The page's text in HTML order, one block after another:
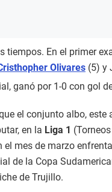
tiempos. En el primer
Olivares (5) y
ganó por 1-0 con gol
el conjunto albo, este
en la Liga 1
el mes de marzo
de la Copa
de Trujillo.